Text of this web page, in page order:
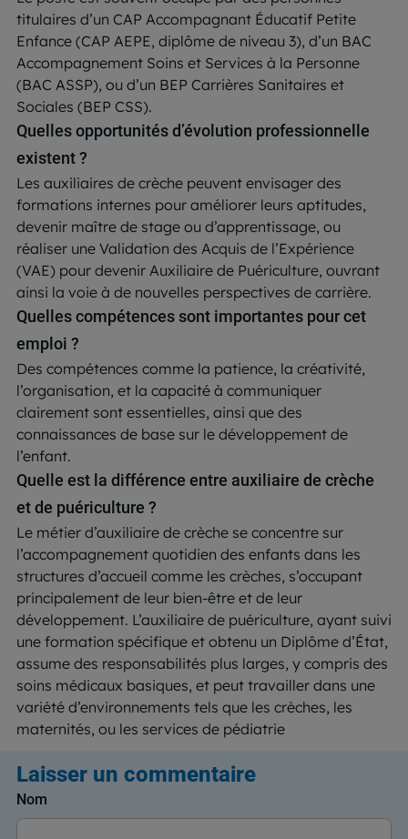
titulaires d’un CAP Accompagnant Éducatif Petite
Enfance (CAP AEPE, diplôme de niveau 3), d’un BAC
Accompagnement Soins et Services à la Personne
(BAC ASSP), ou d’un BEP Carrières Sanitaires et
Sociales (BEP CSS)​.
Quelles opportunités d’évolution professionnelle
existent ?
Les auxiliaires de crèche peuvent envisager des
formations internes pour améliorer leurs aptitudes,
devenir maître de stage ou d’apprentissage, ou
réaliser une Validation des Acquis de l’Expérience
(VAE) pour devenir Auxiliaire de Puériculture, ouvrant
ainsi la voie à de nouvelles perspectives de carrière​.
Quelles compétences sont importantes pour cet
emploi ?
Des compétences comme la patience, la créativité,
l’organisation, et la capacité à communiquer
clairement sont essentielles, ainsi que des
connaissances de base sur le développement de
l’enfant​.
Quelle est la différence entre auxiliaire de crèche
et de puériculture ?
Le métier d’auxiliaire de crèche se concentre sur
l’accompagnement quotidien des enfants dans les
structures d’accueil comme les crèches, s’occupant
principalement de leur bien-être et de leur
développement. L’auxiliaire de puériculture, ayant suivi
une formation spécifique et obtenu un Diplôme d’État,
assume des responsabilités plus larges, y compris des
soins médicaux basiques, et peut travailler dans une
variété d’environnements tels que les crèches, les
maternités, ou les services de pédiatrie​
Laisser un commentaire
Nom